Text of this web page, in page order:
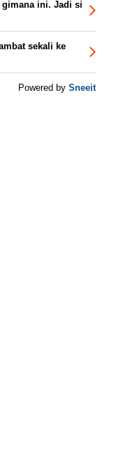
gimana ini. Jadi si
sekali ke
Powered by Sneeit